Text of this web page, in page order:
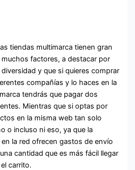
tiendas multimarca tienen gran
factores, a destacar por
y que si quieres comprar
compañías y lo haces en la
tendrás que pagar dos
Mientras que si optas por
en la misma web tan solo
o incluso ni eso, ya que la
la red ofrecen gastos de envío
cantidad que es más fácil llegar
carrito.